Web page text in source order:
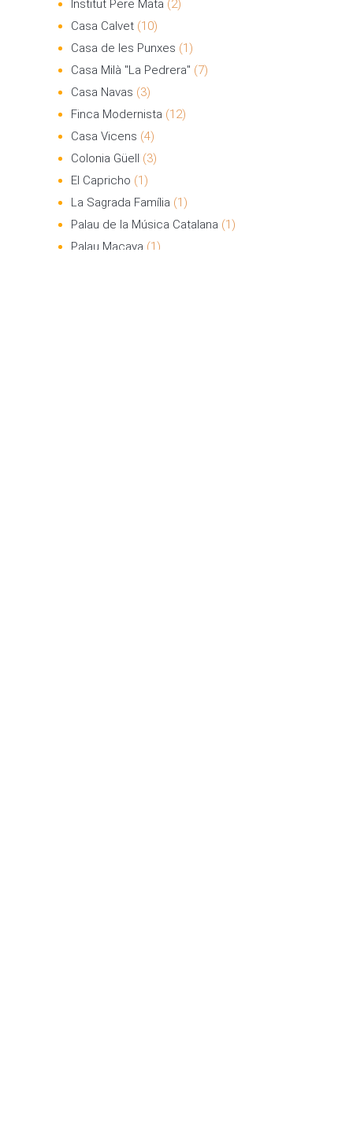
Institut Pere Mata (2)
Casa Calvet (10)
Casa de les Punxes (1)
Casa Milà "La Pedrera" (7)
Casa Navas (3)
Finca Modernista (12)
Casa Vicens (4)
Colonia Güell (3)
El Capricho (1)
La Sagrada Família (1)
Palau de la Música Catalana (1)
Palau Macaya (1)